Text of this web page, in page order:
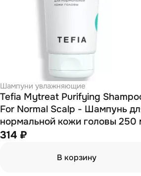
Шампуни увлажняющие
Tefia Mytreat Purifying
For Normal Scalp - Шампунь
нормальной кожи головы 250
314 ₽
В корзину